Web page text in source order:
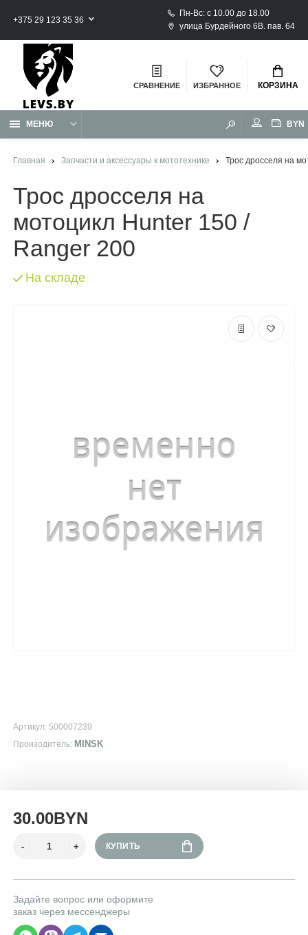
+375 29 123 35 36
Пн-Вс: с 10.00 до 18.00
улица Бурдейного 6В. пав. 64
СРАВНЕНИЕ ИЗБРАННОЕ КОРЗИНА
МЕНЮ BYN
Главная Запчасти и аксессуары к мототехнике Трос дросселя на
Трос дросселя на
мотоцикл Hunter 150 /
Ranger 200
На складе
Артикул: 500007239
Произодитель: MINSK
30.00BYN
КУПИТЬ
Задайте вопрос или оформите
заказ через мессенджеры